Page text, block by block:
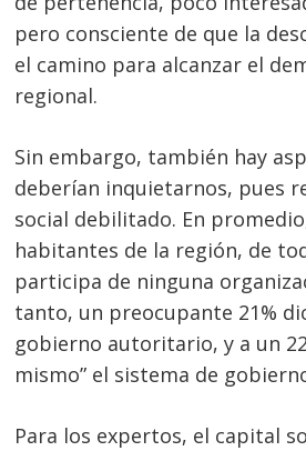
pero consciente de que la
el camino para alcanzar el
regional.
Sin embargo, también hay
deberían inquietarnos, pues
social debilitado. En
habitantes de la región, de
participa de ninguna
tanto, un preocupante 21%
gobierno autoritario, y a un
mismo” el sistema de
Para los expertos, el capital